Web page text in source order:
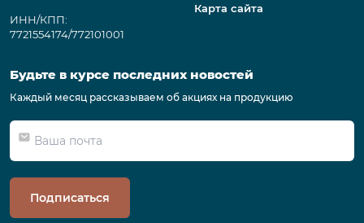
ИНН/КПП:
7721554174/772101001
Карта сайта
Будьте в курсе последних новостей
Каждый месяц рассказываем об акциях на продукцию
Подписаться